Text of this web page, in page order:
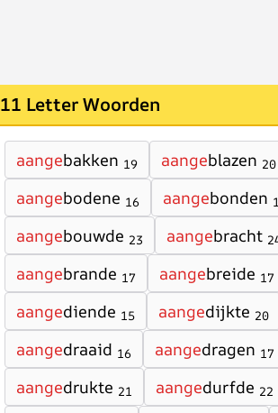
11 Letter Woorden
aangebakken 19 aangeblazen 20
aangebodene 16 aangebonden
aangebouwde 23 aangebracht
aangebrande 17 aangebreide 17
aangediende 15 aangedijkte 20
aangedraaid 16 aangedragen 17
aangedrukte 21 aangedurfde 22